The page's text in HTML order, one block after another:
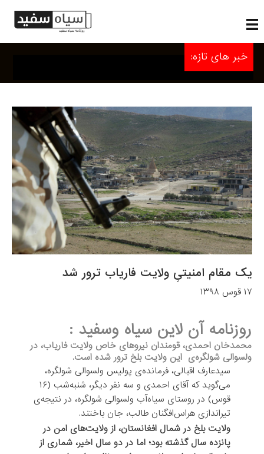
خبر های تازه:
یک مقام امنیتیِ ولایت فاریاب ترور شد
۱۷ قوس ۱۳۹۸
روزنامه آن لاین سیاه وسفید :
محمدخان احمدی، قومندان نیروهای خاص ولایت فاریاب، در
ولسوالی شولگره‌ی این ولایت بلخ ترور شده است.
سیدعارف اقبالی، فرمانده‌ی پولیس ولسوالی شولگره،
می‌گوید که آقای احمدی و سه نفر دیگر، شنبه‌شب (۱۶
قوس) در روستای سیاه‌آب ولسوالی شولگره، در نتیجه‌ی
تیراندازی هراس‌افگنان طالب، جان باختند.
ولایت بلخ در شمال افغانستان، از ولایت‌های امن در
پانزده سال گذشته بود؛ اما در دو سال اخیر، شماری از